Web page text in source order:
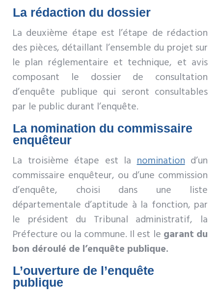
La rédaction du dossier
La deuxième étape est l’étape de rédaction
des pièces, détaillant l’ensemble du projet sur
le plan réglementaire et technique, et avis
composant le dossier de consultation
d’enquête publique qui seront consultables
par le public durant l’enquête.
La nomination du commissaire
enquêteur
La troisième étape est lanominationd’un
commissaire enquêteur, ou d’une commission
d’enquête, choisi dans une liste
départementale d’aptitude à la fonction, par
le président du Tribunal administratif, la
Préfecture ou la commune. Il est le garant du
bon déroulé de l’enquête publique.
L’ouverture de l’enquête
publique